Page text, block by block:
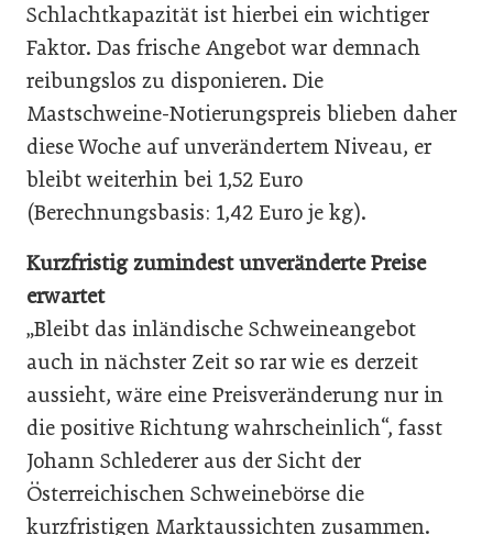
Schlachtkapazität ist hierbei ein wichtiger
Faktor. Das frische Angebot war demnach
reibungslos zu disponieren. Die
Mastschweine-Notierungspreis blieben daher
diese Woche auf unverändertem Niveau, er
bleibt weiterhin bei 1,52 Euro
(Berechnungsbasis: 1,42 Euro je kg).
Kurzfristig zumindest unveränderte Preise
erwartet
„Bleibt das inländische Schweineangebot
auch in nächster Zeit so rar wie es derzeit
aussieht, wäre eine Preisveränderung nur in
die positive Richtung wahrscheinlich“, fasst
Johann Schlederer aus der Sicht der
Österreichischen Schweinebörse die
kurzfristigen Marktaussichten zusammen.